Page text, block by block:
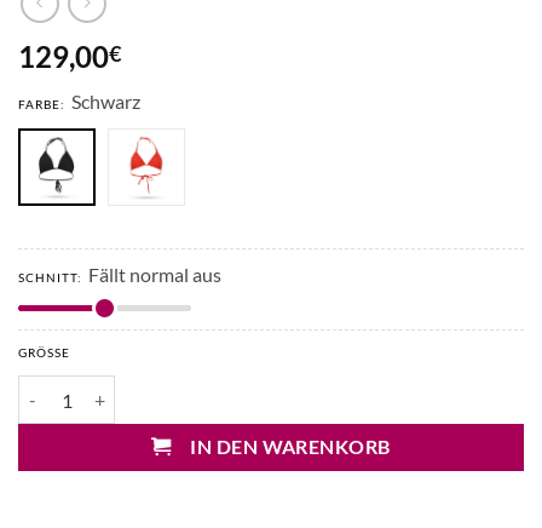
129,00€
FARBE: Schwarz
SCHNITT: Fällt normal aus
GRÖSSE
IN DEN WARENKORB